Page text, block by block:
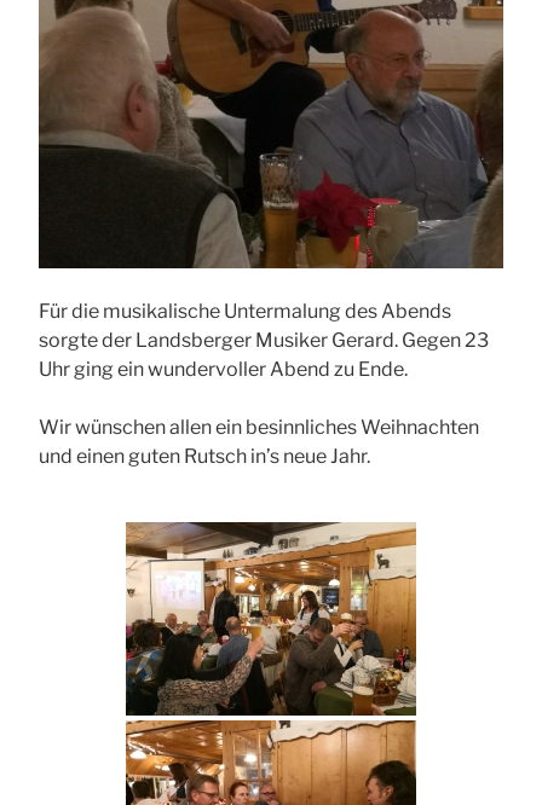
Für die musikalische Untermalung des Abends
sorgte der Landsberger Musiker Gerard. Gegen 23
Uhr ging ein wundervoller Abend zu Ende.
Wir wünschen allen ein besinnliches Weihnachten
und einen guten Rutsch in’s neue Jahr.